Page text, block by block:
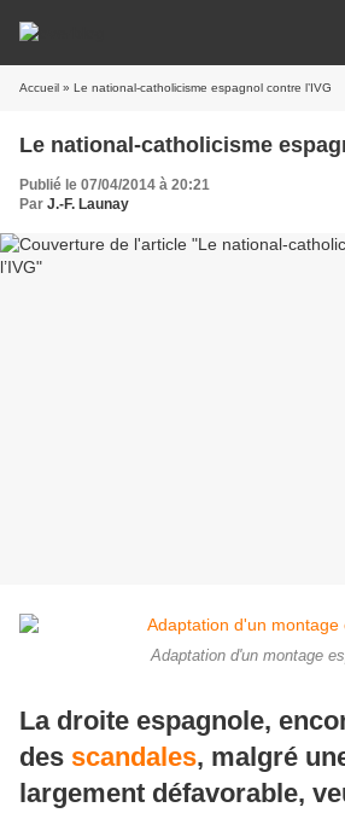
Accueil » Le national-catholicisme espagnol contre l’IVG
Le national-catholicisme
Publié le 07/04/2014 à 20:21
Par J.-F. Launay
Adaptation d'un montage
La droite espagnole,
des scandales, malgré
largement défavorable,